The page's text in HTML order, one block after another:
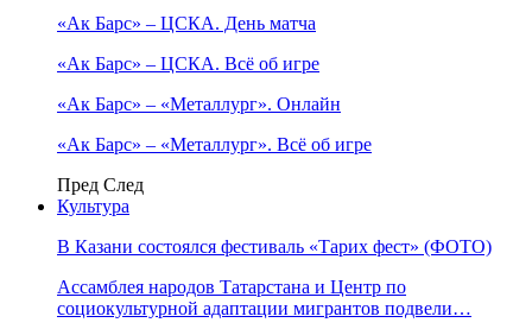
«Ак Барс» – ЦСКА. День матча
«Ак Барс» – ЦСКА. Всё об игре
«Ак Барс» – «Металлург». Онлайн
«Ак Барс» – «Металлург». Всё об игре
Пред След
Культура
В Казани состоялся фестиваль «Тарих фест» (ФОТО)
Ассамблея народов Татарстана и Центр по
социокультурной адаптации мигрантов подвели…